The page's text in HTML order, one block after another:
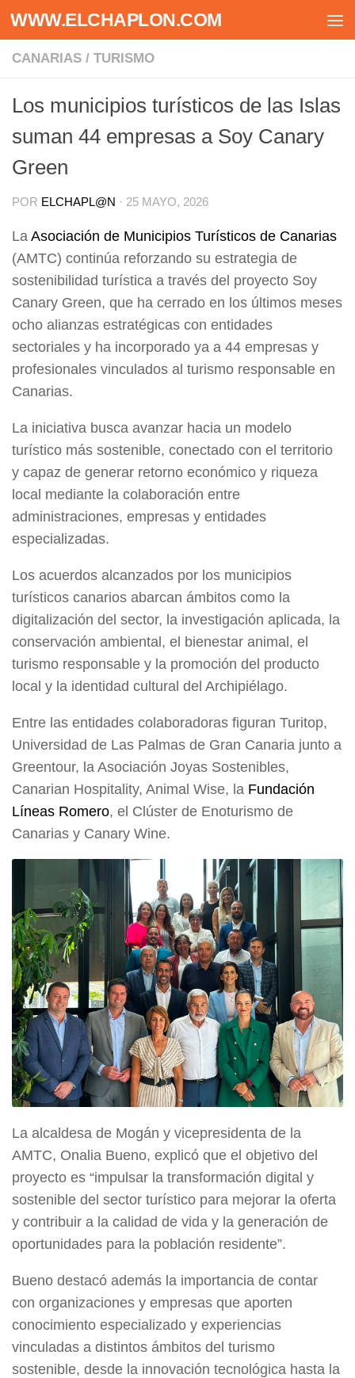
Saltar al contenido
WWW.ELCHAPLON.COM
CANARIAS / TURISMO
Los municipios turísticos de las Islas
suman 44 empresas a Soy Canary
Green
POR ELCHAPL@N · 25 MAYO, 2026
La Asociación de Municipios Turísticos de Canarias
(AMTC) continúa reforzando su estrategia de
sostenibilidad turística a través del proyecto Soy
Canary Green, que ha cerrado en los últimos meses
ocho alianzas estratégicas con entidades
sectoriales y ha incorporado ya a 44 empresas y
profesionales vinculados al turismo responsable en
Canarias.
La iniciativa busca avanzar hacia un modelo
turístico más sostenible, conectado con el territorio
y capaz de generar retorno económico y riqueza
local mediante la colaboración entre
administraciones, empresas y entidades
especializadas.
Los acuerdos alcanzados por los municipios
turísticos canarios abarcan ámbitos como la
digitalización del sector, la investigación aplicada, la
conservación ambiental, el bienestar animal, el
turismo responsable y la promoción del producto
local y la identidad cultural del Archipiélago.
Entre las entidades colaboradoras figuran Turitop,
Universidad de Las Palmas de Gran Canaria junto a
Greentour, la Asociación Joyas Sostenibles,
Canarian Hospitality, Animal Wise, la Fundación
Líneas Romero, el Clúster de Enoturismo de
Canarias y Canary Wine.
La alcaldesa de Mogán y vicepresidenta de la
AMTC, Onalia Bueno, explicó que el objetivo del
proyecto es “impulsar la transformación digital y
sostenible del sector turístico para mejorar la oferta
y contribuir a la calidad de vida y la generación de
oportunidades para la población residente”.
Bueno destacó además la importancia de contar
con organizaciones y empresas que aporten
conocimiento especializado y experiencias
vinculadas a distintos ámbitos del turismo
sostenible, desde la innovación tecnológica hasta la